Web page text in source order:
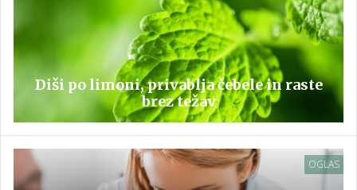
Diši po limoni, privablja čebele in raste
brez težav
OGLAS